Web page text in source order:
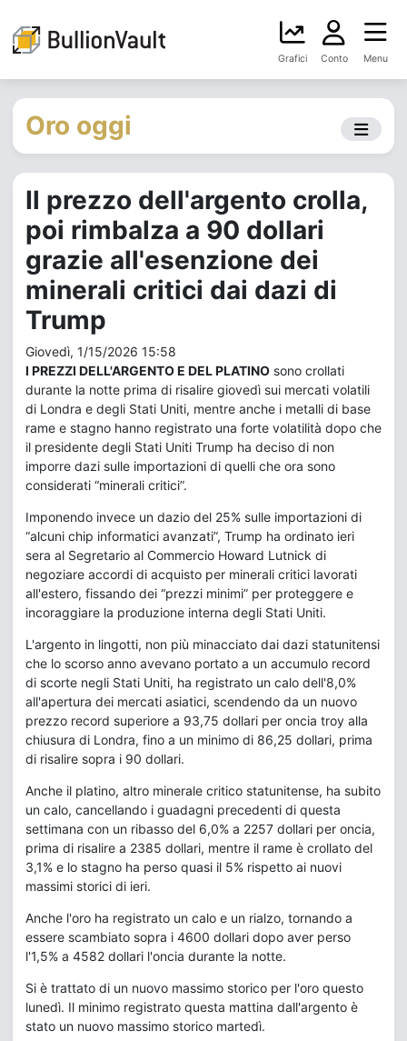
Grafici Conto Menu
Oro oggi
Il prezzo dell'argento crolla,
poi rimbalza a 90 dollari
grazie all'esenzione dei
minerali critici dai dazi di
Trump
Giovedì, 1/15/2026 15:58
I PREZZI DELL'ARGENTO E DEL PLATINO sono crollati
durante la notte prima di risalire giovedì sui mercati volatili
di Londra e degli Stati Uniti, mentre anche i metalli di base
rame e stagno hanno registrato una forte volatilità dopo che
il presidente degli Stati Uniti Trump ha deciso di non
imporre dazi sulle importazioni di quelli che ora sono
considerati “minerali critici”.
Imponendo invece un dazio del 25% sulle importazioni di
“alcuni chip informatici avanzati”, Trump ha ordinato ieri
sera al Segretario al Commercio Howard Lutnick di
negoziare accordi di acquisto per minerali critici lavorati
all'estero, fissando dei “prezzi minimi” per proteggere e
incoraggiare la produzione interna degli Stati Uniti.
L'argento in lingotti, non più minacciato dai dazi statunitensi
che lo scorso anno avevano portato a un accumulo record
di scorte negli Stati Uniti, ha registrato un calo dell'8,0%
all'apertura dei mercati asiatici, scendendo da un nuovo
prezzo record superiore a 93,75 dollari per oncia troy alla
chiusura di Londra, fino a un minimo di 86,25 dollari, prima
di risalire sopra i 90 dollari.
Anche il platino, altro minerale critico statunitense, ha subito
un calo, cancellando i guadagni precedenti di questa
settimana con un ribasso del 6,0% a 2257 dollari per oncia,
prima di risalire a 2385 dollari, mentre il rame è crollato del
3,1% e lo stagno ha perso quasi il 5% rispetto ai nuovi
massimi storici di ieri.
Anche l'oro ha registrato un calo e un rialzo, tornando a
essere scambiato sopra i 4600 dollari dopo aver perso
l'1,5% a 4582 dollari l'oncia durante la notte.
Si è trattato di un nuovo massimo storico per l'oro questo
lunedì. Il minimo registrato questa mattina dall'argento è
stato un nuovo massimo storico martedì.